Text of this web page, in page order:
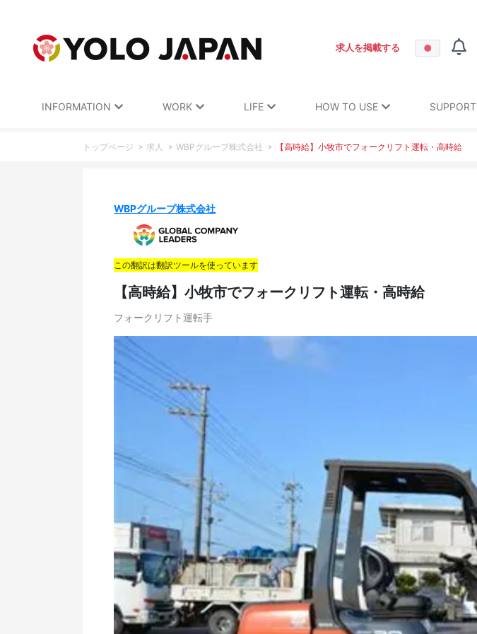
求人を掲載する
INFORMATION WORK LIFE HOW TO USE SUPPORT
トップページ 求人 WBPグループ株式会社 【高時給】小牧市でフォークリフト運転・高時給
WBPグループ株式会社
この翻訳は翻訳ツールを使っています
【高時給】小牧市でフォークリフト運転・高時給
フォークリフト運転手